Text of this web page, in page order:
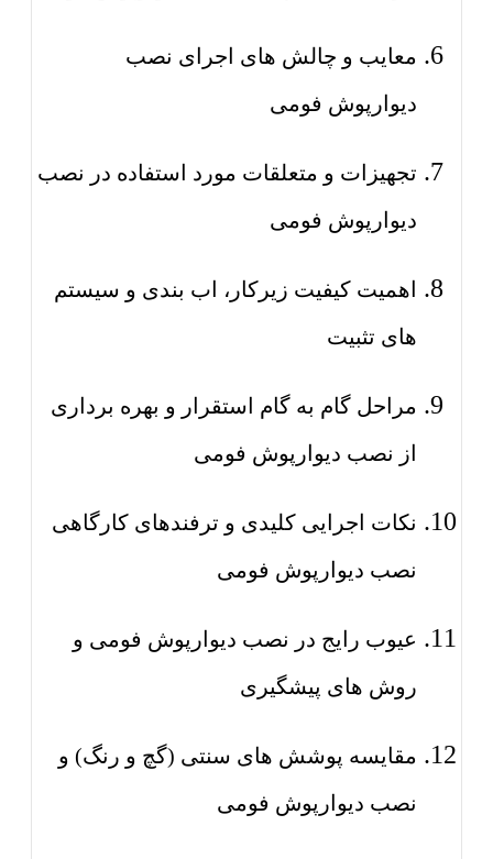
معایب و چالش های اجرای نصب
دیوارپوش فومی
تجهیزات و متعلقات مورد استفاده در نصب
دیوارپوش فومی
اهمیت کیفیت زیرکار، اب بندی و سیستم
های تثبیت
مراحل گام به گام استقرار و بهره برداری
از نصب دیوارپوش فومی
نکات اجرایی کلیدی و ترفندهای کارگاهی
نصب دیوارپوش فومی
عیوب رایج در نصب دیوارپوش فومی و
روش های پیشگیری
مقایسه پوشش های سنتی (گچ و رنگ) و
نصب دیوارپوش فومی